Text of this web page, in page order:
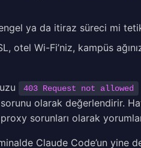
ya da itiraz süreci mi
otel Wi-Fi’niz, kampüs
403 Request not allowed
olarak değerlendirir.
sorunları olarak
Claude Code’un yine